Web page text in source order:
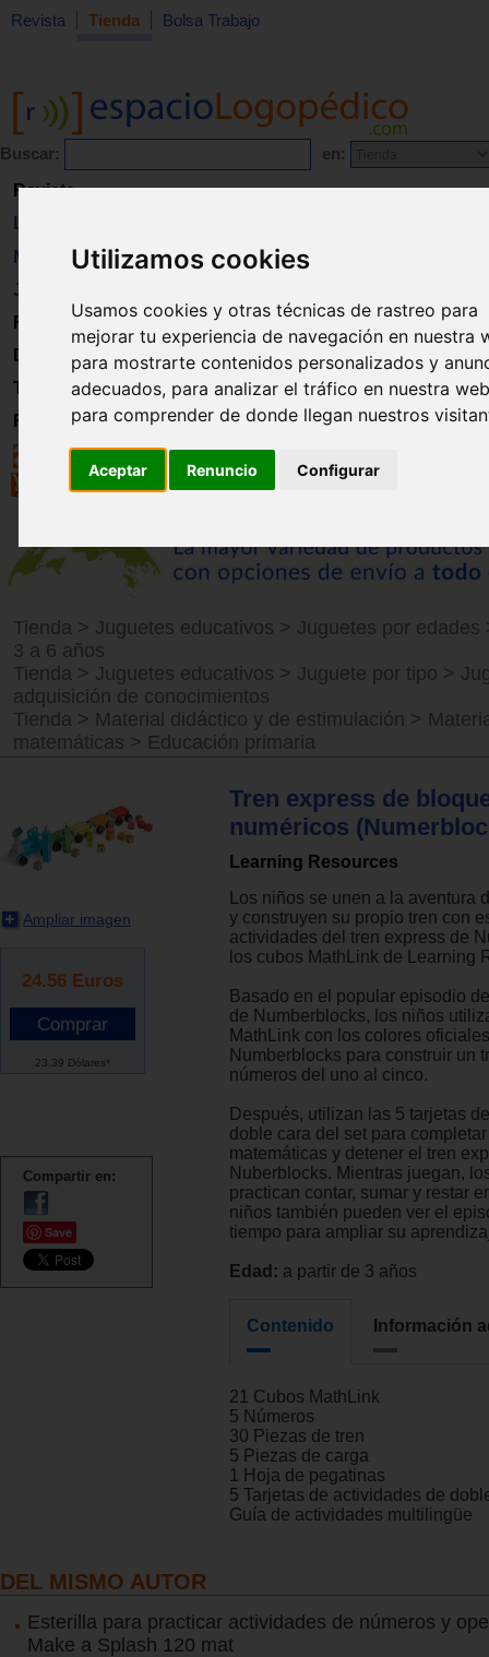
Utilizamos cookies
Usamos cookies y otras técnicas de rastreo para
mejorar tu experiencia de navegación en nuestra
para mostrarte contenidos personalizados y
adecuados, para analizar el tráfico en nuestra
para comprender de donde llegan nuestros
Aceptar Renuncio Configurar
Revista Tienda Bolsa Trabajo
Buscar: en:
Revista
Libros
Material
Juguetes
Formación
Directorio
Trabajo
Registro
Tienda > Juguetes educativos > Juguetes por edades
3 a 6 años
Tienda > Juguetes educativos > Juguete por tipo >
adquisición de conocimientos
Tienda > Material didáctico y de estimulación >
matemáticas > Educación primaria
Ampliar imagen
24.56 Euros
23.39 Dólares*
Compartir en:
Save
Tren express de
numéricos
Learning Resources
Los niños se unen a la aventura
y construyen su propio tren con
actividades del tren express de
los cubos MathLink de Learning
Basado en el popular episodio
de Numberblocks, los niños
MathLink con los colores
Numberblocks para construir un
números del uno al cinco.
Después, utilizan las 5 tarjetas
doble cara del set para
matemáticas y detener el tren
Nuberblocks. Mientras juegan,
practican contar, sumar y restar
niños también pueden ver el
tiempo para ampliar su
Edad: a partir de 3 años
Contenido Información
21 Cubos MathLink
5 Números
30 Piezas de tren
5 Piezas de carga
1 Hoja de pegatinas
5 Tarjetas de actividades de
Guía de actividades multilingüe
DEL MISMO AUTOR
Esterilla para practicar actividades de números y
Make a Splash 120 mat